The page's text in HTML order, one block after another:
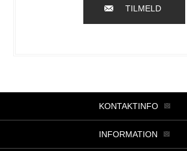
TILMELD
KONTAKTINFO
INFORMATION